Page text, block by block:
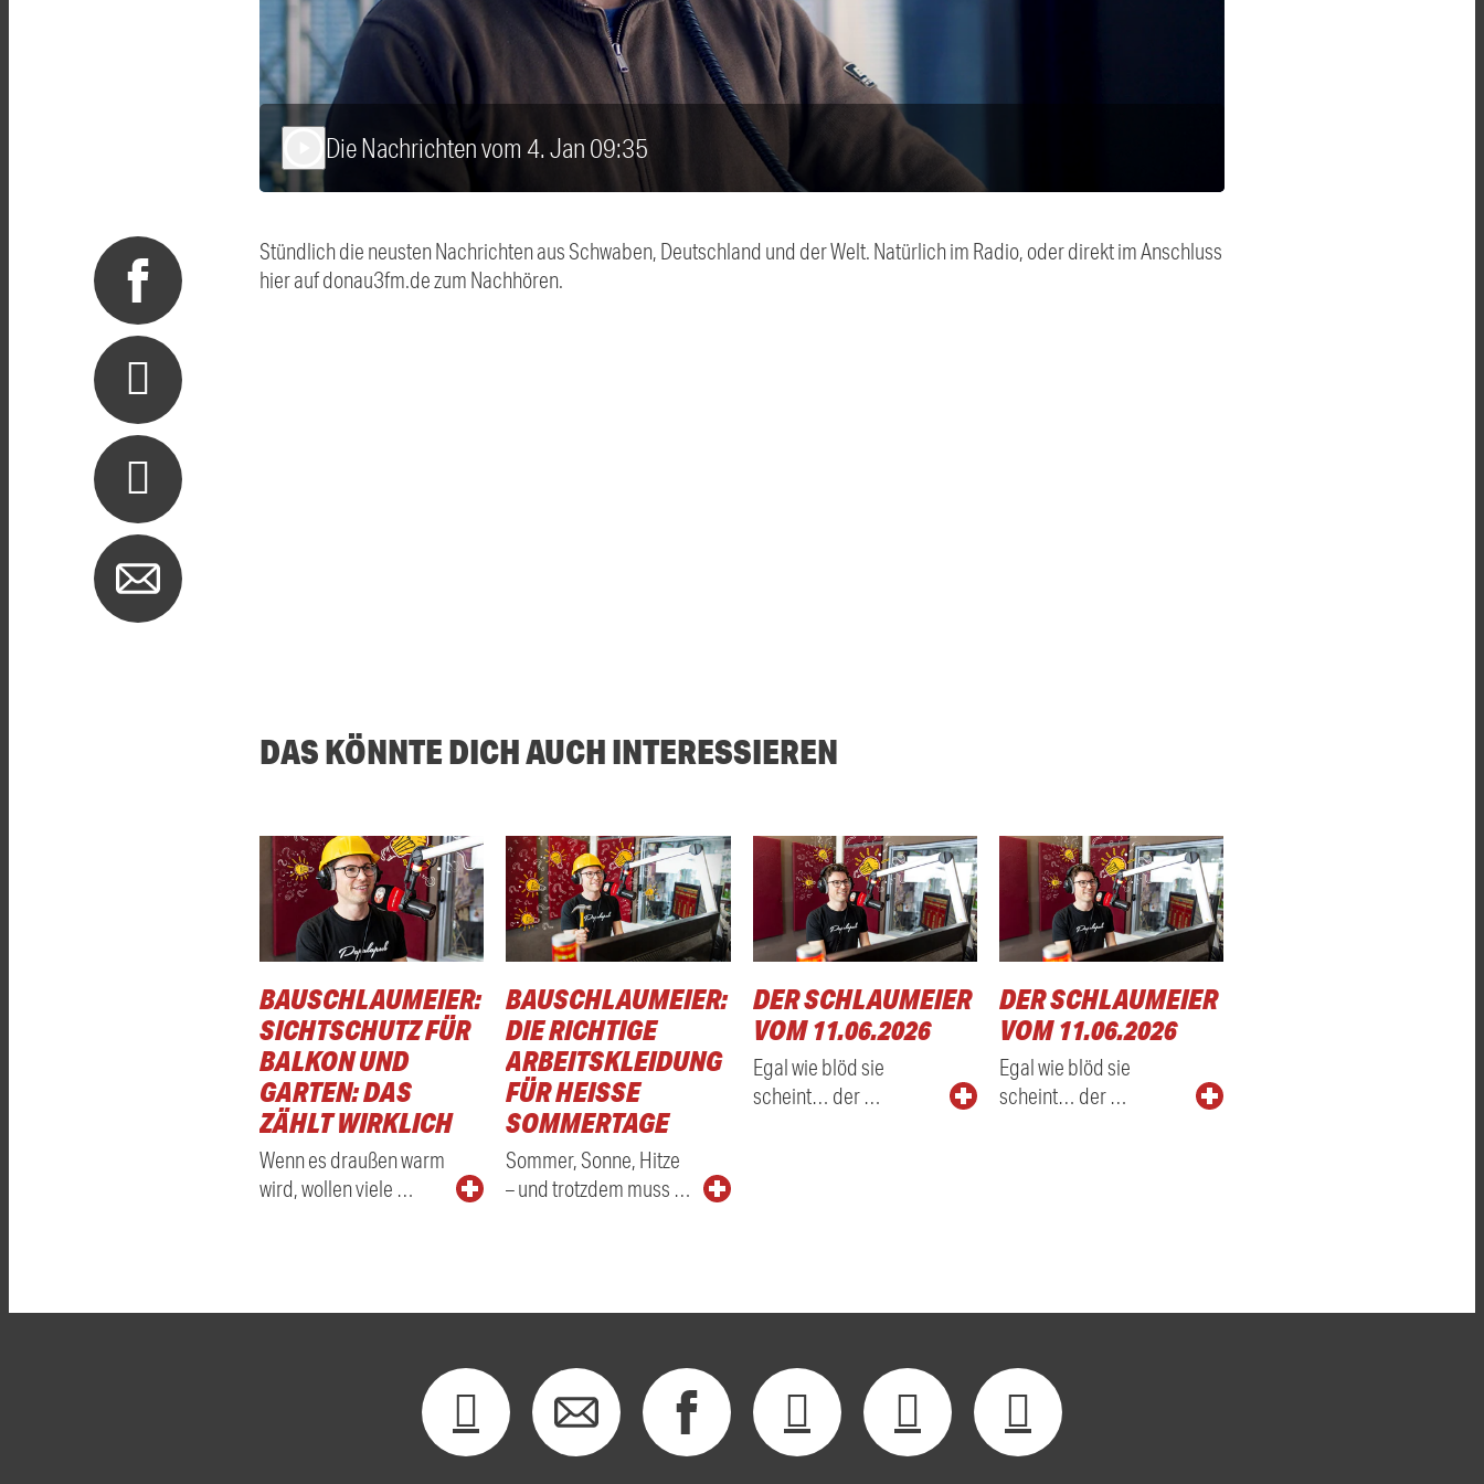
Die Nachrichten vom 4. Jan 09:35
Stündlich die neusten Nachrichten aus Schwaben, Deutschland und der Welt. Natürlich im Radio, oder direkt im Anschluss
hier auf donau3fm.de zum Nachhören.
DAS KÖNNTE DICH AUCH INTERESSIEREN
BAUSCHLAUMEIER:
SICHTSCHUTZ FÜR
BALKON UND
GARTEN: DAS
ZÄHLT WIRKLICH
Wenn es draußen warm
wird, wollen viele …
BAUSCHLAUMEIER:
DIE RICHTIGE
ARBEITSKLEIDUNG
FÜR HEISSE S
OMMERTAGE
Sommer, Sonne, Hitze
– und trotzdem muss …
DER SCHLAUMEIER
VOM 11.06.2026
Egal wie blöd sie
scheint… der …
DER SCHLAUMEIER
VOM 11.06.2026
Egal wie blöd sie
scheint… der …